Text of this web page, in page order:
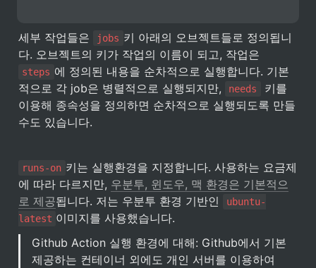
세부 작업들은 jobs 키 아래의 오브젝트들로 정의됩니
steps 에 정의된 내용을 순차적으로 실행합니다. 기본
적으로 각 job은 병렬적으로 실행되지만,
needs
키를
이용해 종속성을 정의하면 순차적으로 실행되도록 만들
수도 있습니다.
runs-on 키는 실행환경을 지정합니다. 사용하는 요금제
에 따라 다르지만, 우분투, 윈도우, 맥 환경은 기본적으
로 제공됩니다. 저는 우분투 환경 기반인
ubuntu-
latest 이미지를 사용했습니다.
Github Action 실행 환경에 대해: Github에서 기본
제공하는 컨테이너 외에도 개인 서버를 이용하여